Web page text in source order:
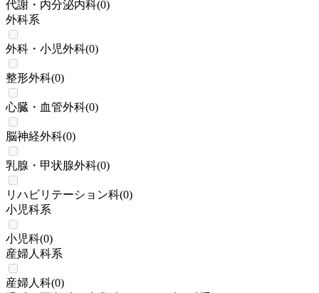
代謝・内分泌内科(0)
外科系
外科・小児外科(0)
整形外科(0)
心臓・血管外科(0)
脳神経外科(0)
乳腺・甲状腺外科(0)
リハビリテーション科(0)
小児科系
小児科(0)
産婦人科系
産婦人科(0)